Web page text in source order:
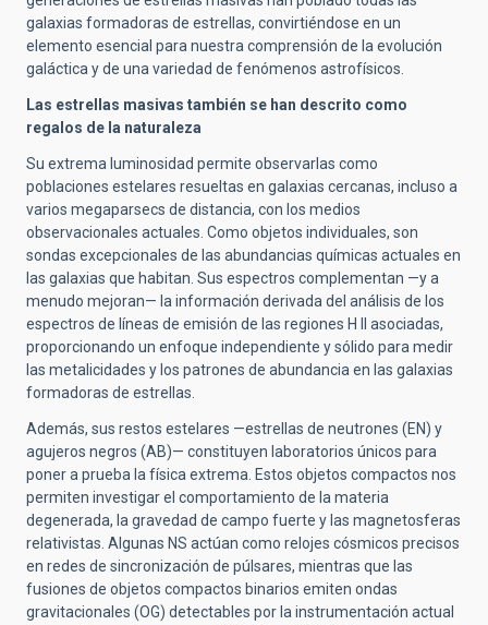
galaxias formadoras de estrellas, convirtiéndose en un
elemento esencial para nuestra comprensión de la evolución
galáctica y de una variedad de fenómenos astrofísicos.
Las estrellas masivas también se han descrito como
regalos de la naturaleza
Su extrema luminosidad permite observarlas como
poblaciones estelares resueltas en galaxias cercanas, incluso a
varios megaparsecs de distancia, con los medios
observacionales actuales. Como objetos individuales, son
sondas excepcionales de las abundancias químicas actuales en
las galaxias que habitan. Sus espectros complementan —y a
menudo mejoran— la información derivada del análisis de los
espectros de líneas de emisión de las regiones H II asociadas,
proporcionando un enfoque independiente y sólido para medir
las metalicidades y los patrones de abundancia en las galaxias
formadoras de estrellas.
Además, sus restos estelares —estrellas de neutrones (EN) y
agujeros negros (AB)— constituyen laboratorios únicos para
poner a prueba la física extrema. Estos objetos compactos nos
permiten investigar el comportamiento de la materia
degenerada, la gravedad de campo fuerte y las magnetosferas
relativistas. Algunas NS actúan como relojes cósmicos precisos
en redes de sincronización de púlsares, mientras que las
fusiones de objetos compactos binarios emiten ondas
gravitacionales (OG) detectables por la instrumentación actual